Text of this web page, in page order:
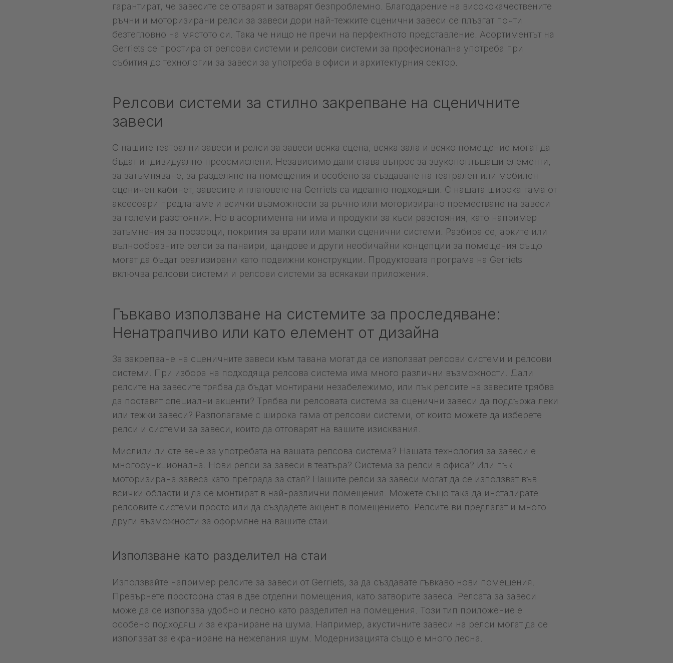
гарантират, че завесите се отварят и затварят безпроблемно. Благодарение на висококачествените
ръчни и моторизирани релси за завеси дори най-тежките сценични завеси се плъзгат почти
безтегловно на мястото си. Така че нищо не пречи на перфектното представление. Асортиментът на
Gerriets се простира от релсови системи и релсови системи за професионална употреба при
събития до технологии за завеси за употреба в офиси и архитектурния сектор.
Релсови системи за стилно закрепване на сценичните
завеси
С нашите театрални завеси и релси за завеси всяка сцена, всяка зала и всяко помещение могат да
бъдат индивидуално преосмислени. Независимо дали става въпрос за звукопоглъщащи елементи,
за затъмняване, за разделяне на помещения и особено за създаване на театрален или мобилен
сценичен кабинет, завесите и платовете на Gerriets са идеално подходящи. С нашата широка гама от
аксесоари предлагаме и всички възможности за ръчно или моторизирано преместване на завеси
за големи разстояния. Но в асортимента ни има и продукти за къси разстояния, като например
затъмнения за прозорци, покрития за врати или малки сценични системи. Разбира се, арките или
вълнообразните релси за панаири, щандове и други необичайни концепции за помещения също
могат да бъдат реализирани като подвижни конструкции. Продуктовата програма на Gerriets
включва релсови системи и релсови системи за всякакви приложения.
Гъвкаво използване на системите за проследяване:
Ненатрапчиво или като елемент от дизайна
За закрепване на сценичните завеси към тавана могат да се използват релсови системи и релсови
системи. При избора на подходяща релсова система има много различни възможности. Дали
релсите на завесите трябва да бъдат монтирани незабележимо, или пък релсите на завесите трябва
да поставят специални акценти? Трябва ли релсовата система за сценични завеси да поддържа леки
или тежки завеси? Разполагаме с широка гама от релсови системи, от които можете да изберете
релси и системи за завеси, които да отговарят на вашите изисквания.
Мислили ли сте вече за употребата на вашата релсова система? Нашата технология за завеси е
многофункционална. Нови релси за завеси в театъра? Система за релси в офиса? Или пък
моторизирана завеса като преграда за стая? Нашите релси за завеси могат да се използват във
всички области и да се монтират в най-различни помещения. Можете също така да инсталирате
релсовите системи просто или да създадете акцент в помещението. Релсите ви предлагат и много
други възможности за оформяне на вашите стаи.
Използване като разделител на стаи
Използвайте например релсите за завеси от Gerriets, за да създавате гъвкаво нови помещения.
Превърнете просторна стая в две отделни помещения, като затворите завеса. Релсата за завеси
може да се използва удобно и лесно като разделител на помещения. Този тип приложение е
особено подходящ и за екраниране на шума. Например, акустичните завеси на релси могат да се
използват за екраниране на нежелания шум. Модернизацията също е много лесна.